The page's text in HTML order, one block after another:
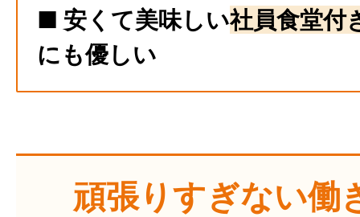
■ 安くて美味しい社員食堂付
にも優しい
頑張りすぎない働